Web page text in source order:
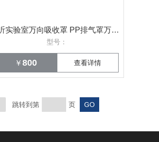
临沂实验室万向吸收罩 PP排气罩万向抽气罩
型号：
￥800 查看详情
跳转到第 页